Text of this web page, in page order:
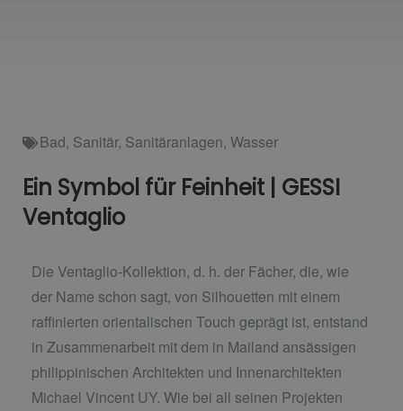
Bad, Sanitär, Sanitäranlagen, Wasser
Ein Symbol für Feinheit | GESSI
Ventaglio
Die Ventaglio-Kollektion, d. h. der Fächer, die, wie
der Name schon sagt, von Silhouetten mit einem
raffinierten orientalischen Touch geprägt ist, entstand
in Zusammenarbeit mit dem in Mailand ansässigen
philippinischen Architekten und Innenarchitekten
Michael Vincent UY. Wie bei all seinen Projekten